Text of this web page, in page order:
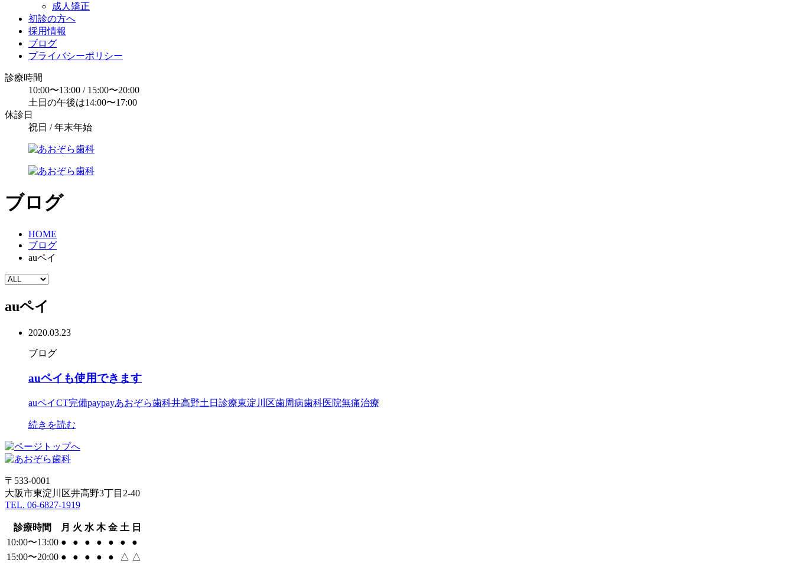
成人矯正
初診の方へ
採用情報
ブログ
プライバシーポリシー
診療時間
10:00〜13:00 / 15:00〜20:00
土日の午後は14:00〜17:00
休診日
祝日 / 年末年始
ブログ
HOME
ブログ
auペイ
auペイ
2020.03.23
ブログ
auペイも使用できます
auペイCT完備paypayあおぞら歯科井高野土日診療東淀川区歯周病歯科医院無痛治療
続きを読む
〒533-0001
大阪市東淀川区井高野3丁目2-40
TEL. 06-6827-1919
診療時間 月 火 水 木 金 土 日
10:00〜13:00 ● ● ● ● ● ●
●
15:00〜20:00 ● ● ● ● ● △ △